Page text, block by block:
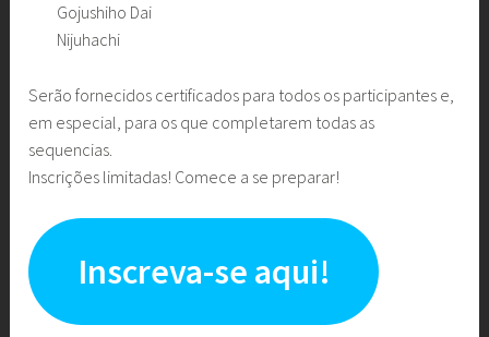
Gojushiho Dai
Nijuhachi
Serão fornecidos certificados para todos os participantes e,
em especial, para os que completarem todas as
sequencias.
Inscrições limitadas! Comece a se preparar!
Inscreva-se aqui!